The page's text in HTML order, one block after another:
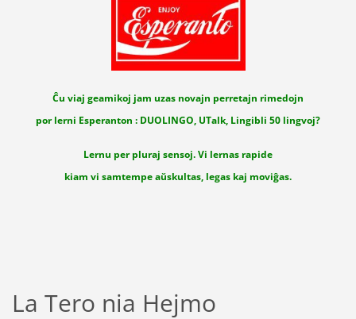
Ĉu viaj geamikoj jam uzas novajn perretajn rimedojn
por lerni Esperanton : DUOLINGO, UTalk, Lingibli 50 lingvoj?
Lernu per pluraj sensoj. Vi lernas rapide
kiam vi samtempe aŭskultas, legas kaj moviĝas.
La Tero nia Hejmo